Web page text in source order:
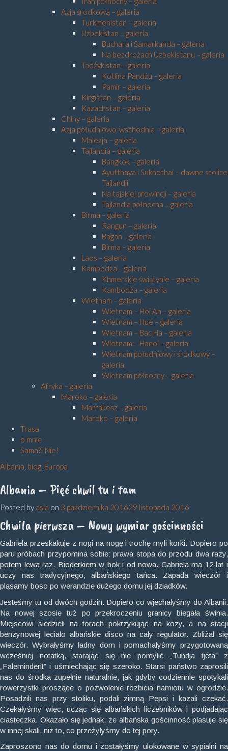
Azja środkowa – galeria
Turkmenistan – galeria
Uzbekistan – galeria
Buchara i Samarkanda – galeria
Na bezdrożach Uzbekistanu – galeria
Tadżykistan – galeria
Kotlina Pandżu – galeria
Pamir – galeria
Kirgistan – galeria
Kazachstan – galeria
Chiny – galeria
Azja południowo-wschodnia – galeria
Malezja – galeria
Tajlandia – galeria
Bangkok – galeria
Ayutthaya i Sukhothai – dawne stolice
Tajlandii
Na tajskiej prowincji – galeria
Tajlandia północna – galeria
Birma – galeria
Rangun – galeria
Bagan – galeria
Birma – galeria
Laos – galeria
Kambodża – galeria
Khmerskie świątynie – galeria
Kambodża – galeria
Wietnam – galeria
Wietnam – Hoi An – galeria
Wietnam – Hue – galeria
Wietnam – Bac Ha – galeria
Wietnam – Hanoi – galeria
Wietnam południowy i środkowy –
galeria
Wietnam północny – galeria
Afryka – galeria
Maroko – galeria
Marrakesz – galeria
Maroko – galeria
Trasa
o mnie
Sama?! Nie!
Albania blog Europa
Albania – Pięć chwil tu i tam
Posted by asia on 3 października 201629 listopada 2016
Chwila pierwsza – Nowy wymiar gościnności
Gabriela przeskakuje z nogi na nogę i trochę myli korki. Dopiero po
paru próbach przypomina sobie: prawa stopa do przodu dwa razy,
potem lewa raz. Bioderkiem w bok i od nowa. Gabriela ma 12 lat i
uczy nas tradycyjnego, albańskiego tańca. Zapada wieczór i
pląsamy boso po werandzie dużego domu jej dziadków.
Jesteśmy tu od dwóch godzin. Dopiero co wjechałyśmy do Albanii.
Na nowej szosie tuż po przekroczeniu granicy biegała świnia.
Miejscowi siedzieli na torach pokrzykując na kozy, a na stacji
benzynowej leciało albańskie disco na cały regulator. Zbliżał się
wieczór. Wybrałyśmy ładny dom i pomachałyśmy przygotowaną
wcześniej notatką, starając się nie pomylić „Tundja tjeta” z
„Faleminderit” i uśmiechając się szeroko. Starsi państwo zaprosili
nas do środka zupełnie naturalnie, jak gdyby codziennie spotykali
rowerzystki proszące o pozwolenie rozbicia namiotu w ogrodzie.
Posadzili nas przy stoliku, podali zimną Pepsi i kazali czekać.
Czekałyśmy więc, ucząc się albańskich liczebników i podjadając
ciasteczka. Okazało się jednak, że albańska gościnność plasuje się
w innej skali, niż to, co przeżyłyśmy do tej pory.
Zaproszono nas do domu i zostałyśmy ulokowane w sypialni na